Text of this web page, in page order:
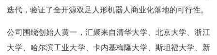
迭代，验证了全开源双足人形机器人商业化落地的可行性。
公司围绕创始人黄一，汇聚来自清华大学、北京大学、浙江
大学、哈尔滨工业大学、卡内基梅隆大学、斯坦福大学、新